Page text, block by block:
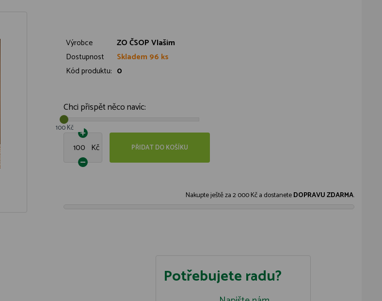
Výrobce
ZO ČSOP Vlašim
Dostupnost
Skladem 96 ks
Kód produktu: 0
Chci přispět něco navíc:
100 Kč
Kč PŘIDAT DO KOŠÍKU
Nakupte ještě za2 000 Kča dostaneteDOPRAVU ZDARMA.
Potřebujete radu?